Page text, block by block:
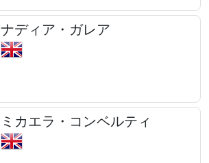
ナディア・ガレア
ミカエラ・コンベルティ